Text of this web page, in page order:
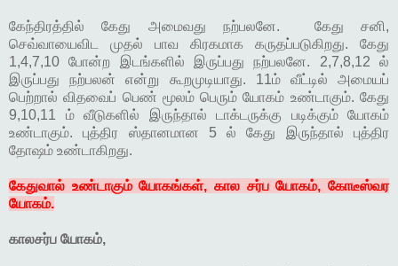
கேந்திரத்தில் கேது அமைவது நற்பலனே. கேது சனி,
செவ்வாயைவிட முதல் பாவ கிரகமாக கருதப்படுகிறது. கேது
1,4,7,10 போன்ற இடங்களில் இருப்பது நற்பலனே. 2,7,8,12 ல்
இருப்பது நற்பலன் என்று கூறமுடியாது. 11ம் வீட்டில் அமையப்
பெற்றால் விதவைப் பெண் மூலம் பெரும் யோகம் உண்டாகும். கேது
9,10,11 ம் வீடுகளில் இருந்தால் டாக்டருக்கு படிக்கும் யோகம்
உண்டாகும். புத்திர ஸ்தானமான 5 ல் கேது இருந்தால் புத்திர
தோஷம் உண்டாகிறது.
கேதுவால் உண்டாகும் யோகங்கள், கால சர்ப யோகம், கோடீஸ்வர
யோகம்.
காலசர்ப யோகம்,